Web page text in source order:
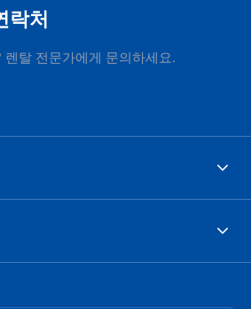
락처
탈 전문가에게 문의하세요.